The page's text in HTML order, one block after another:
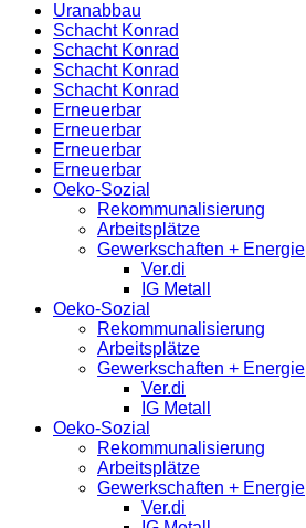
Uranabbau
Schacht Konrad
Schacht Konrad
Schacht Konrad
Schacht Konrad
Erneuerbar
Erneuerbar
Erneuerbar
Erneuerbar
Oeko-Sozial
Rekommunalisierung
Arbeitsplätze
Gewerkschaften + Energie
Ver.di
IG Metall
Oeko-Sozial
Rekommunalisierung
Arbeitsplätze
Gewerkschaften + Energie
Ver.di
IG Metall
Oeko-Sozial
Rekommunalisierung
Arbeitsplätze
Gewerkschaften + Energie
Ver.di